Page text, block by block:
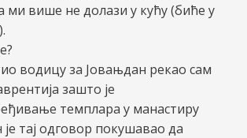
ми више не долази у кућу (биће у
водицу за Јовањдан рекао сам
зашто је
темплара у манастиру
тај одговор покушавао да